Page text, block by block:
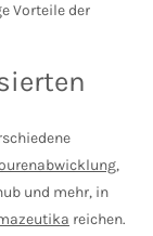
Vorteile der
,
und mehr, in
reichen.